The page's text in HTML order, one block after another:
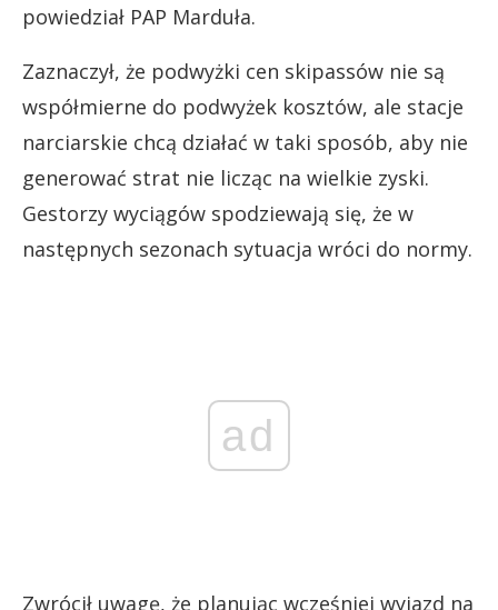
powiedział PAP Marduła.
Zaznaczył, że podwyżki cen skipassów nie są
współmierne do podwyżek kosztów, ale stacje
narciarskie chcą działać w taki sposób, aby nie
generować strat nie licząc na wielkie zyski.
Gestorzy wyciągów spodziewają się, że w
następnych sezonach sytuacja wróci do normy.
ad
Zwrócił uwagę, że planując wcześniej wyjazd na